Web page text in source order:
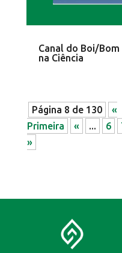
Canal do Boi/
na Ciência
Página 8 de 130
«
Primeira
« ... 6
»